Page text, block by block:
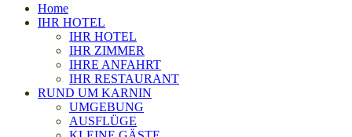
Home
IHR HOTEL
IHR HOTEL
IHR ZIMMER
IHRE ANFAHRT
IHR RESTAURANT
RUND UM KARNIN
UMGEBUNG
AUSFLÜGE